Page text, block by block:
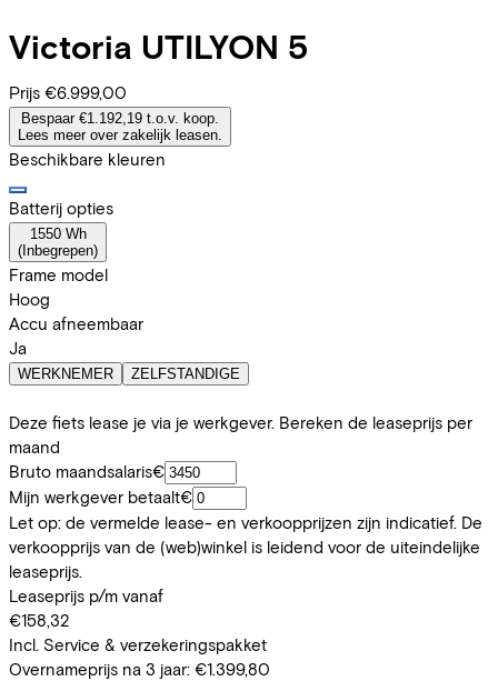
Victoria UTILYON 5
Prijs €6.999,00
Bespaar €1.192,19 t.o.v. koop.
Lees meer over zakelijk leasen.
Beschikbare kleuren
Batterij opties
1550 Wh
( Inbegrepen)
Frame model
Hoog
Accu afneembaar
Ja
WERKNEMER ZELFSTANDIGE
Deze fiets lease je via je werkgever. Bereken de leaseprijs per
maand
Bruto maandsalaris€
Mijn werkgever betaalt€
Let op: de vermelde lease- en verkoopprijzen zijn indicatief. De
verkoopprijs van de (web)winkel is leidend voor de uiteindelijke
leaseprijs.
Leaseprijs p/m vanaf
€158,32
Incl. Service & verzekeringspakket
Overnameprijs na 3 jaar: €1.399,80